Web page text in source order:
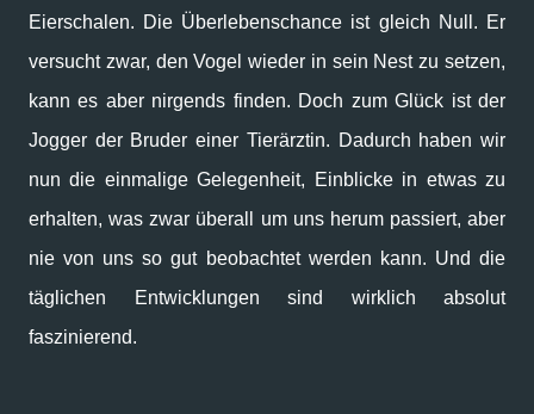
Eierschalen. Die Überlebenschance ist gleich Null. Er
versucht zwar, den Vogel wieder in sein Nest zu setzen,
kann es aber nirgends finden. Doch zum Glück ist der
Jogger der Bruder einer Tierärztin. Dadurch haben wir
nun die einmalige Gelegenheit, Einblicke in etwas zu
erhalten, was zwar überall um uns herum passiert, aber
nie von uns so gut beobachtet werden kann. Und die
täglichen Entwicklungen sind wirklich absolut
faszinierend.